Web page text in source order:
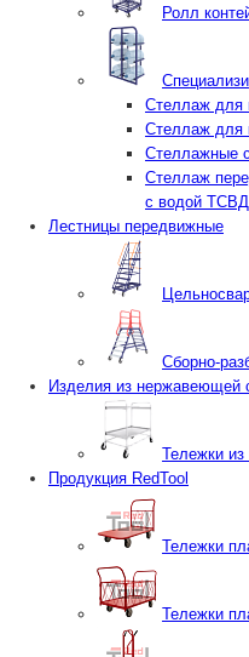
Ролл
Стеллаж для
Стеллаж для
Стеллажные
Стеллаж
с водой ТСВД
Лестницы передвижные
Сборно-
Изделия из нержавеющей
Тележки
Продукция RedTool
Тележки
Тележки